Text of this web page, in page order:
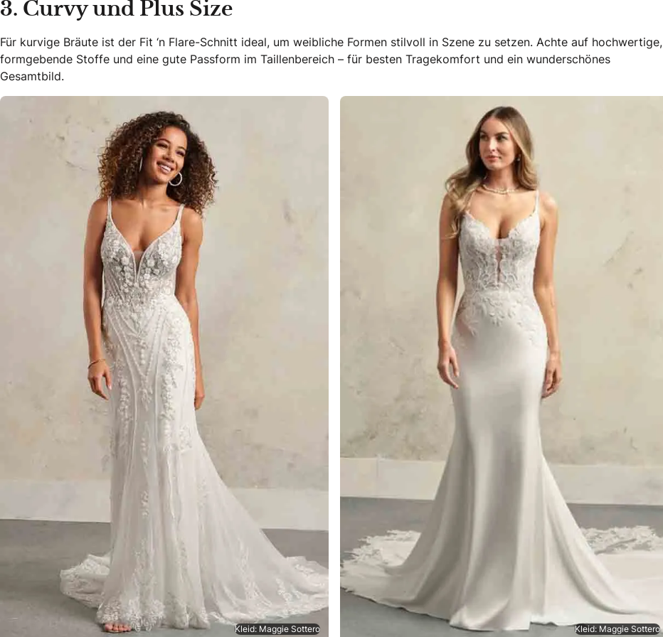
3. Curvy und Plus Size
Für kurvige Bräute ist der Fit ‘n Flare-Schnitt ideal, um weibliche Formen stilvoll in Szene zu setzen. Achte auf hochwertige,
formgebende Stoffe und eine gute Passform im Taillenbereich – für besten Tragekomfort und ein wunderschönes
Gesamtbild.
Kleid: Maggie Sottero Kleid: Maggie Sottero